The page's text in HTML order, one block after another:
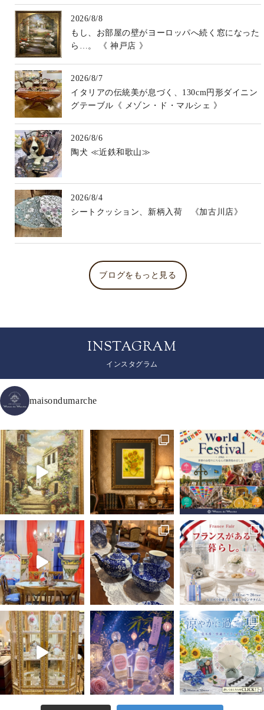
2026/8/8
もし、お部屋の壁がヨーロッパへ続く窓になった
ら…。 《 神戸店 》
2026/8/7
イタリアの伝統美が息づく、130cm円形ダイニン
グテーブル《 メゾン・ド・マルシェ 》
2026/8/6
陶犬 ≪近鉄和歌山≫
2026/8/4
シートクッション、新柄入荷 《加古川店》
ブログをもっと見る
INSTAGRAM
インスタグラム
maisondumarche